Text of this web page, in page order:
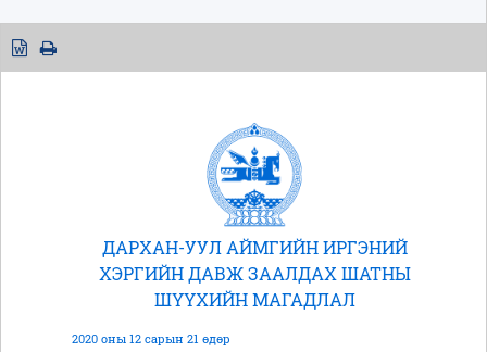
ДАРХАН-УУЛ АЙМГИЙН ИРГЭНИЙ
ХЭРГИЙН ДАВЖ ЗААЛДАХ ШАТНЫ
ШҮҮХИЙН МАГАДЛАЛ
2020 оны 12 сарын 21 өдөр